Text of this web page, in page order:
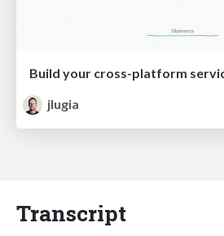
jlugia
Transcript